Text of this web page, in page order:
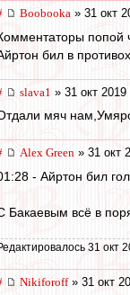
Boobooka » 31 окт
попой
бил в
slava1 » 31 окт 2019
мяч
Alex Green » 31 окт
- Айртон бил
Бакаевым всё в
31 окт
Nikiforoff» 31 окт